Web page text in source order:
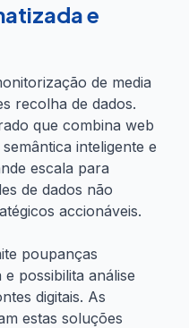
e
de media
recolha de dados.
que combina web
inteligente e
escala para
de dados não
accionáveis.
poupanças
possibilita análise
digitais. As
estas soluções